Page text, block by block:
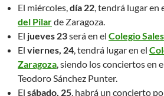
El miércoles, día 22 , tendrá lugar en
del Pilarde Zaragoza.
El jueves 23será en el Colegio
El viernes, 24 , tendrá lugar en el
Zaragoza , siendo los conciertos en
Teodoro Sánchez Punter.
El sábado, 25 , habrá un concierto